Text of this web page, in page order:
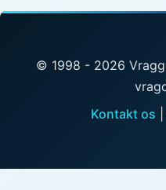
© 1998 - 2026
Kontakt os